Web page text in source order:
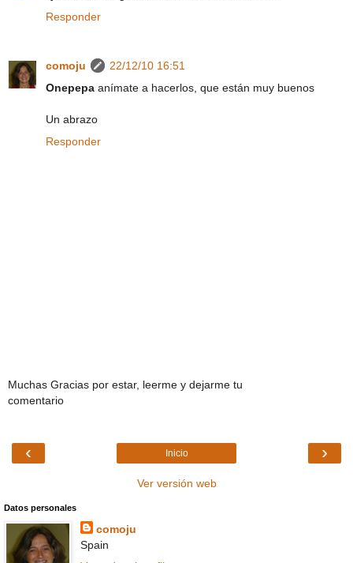
Responder
comoju
22/12/10 16:51
Onepepa anímate a hacerlos, que están muy buenos
Un abrazo
Responder
Muchas Gracias por estar, leerme y dejarme tu
comentario
‹ ›
Inicio
Ver versión web
Datos personales
comoju
Spain